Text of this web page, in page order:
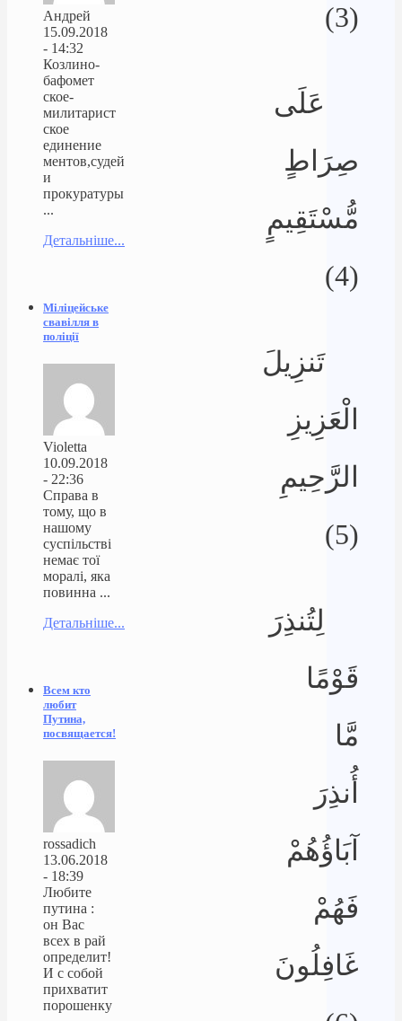
(3)
عَلَى
صِرَاطٍ
مُّسْتَقِيمٍ
(4)
تَنزِيلَ
الْعَزِيزِ
الرَّحِيمِ
(5)
لِتُنذِرَ
قَوْمًا
مَّا
أُنذِرَ
آبَاؤُهُمْ
فَهُمْ
غَافِلُونَ
Андрей
15.09.2018
- 14:32
Козлино-
бафомет
ское-
милитарист
ское
единение
ментов,судей
и
прокуратуры
...
Детальніше...
Міліцейське
свавілля в
поліції
Violetta
10.09.2018
- 22:36
Справа в
тому, що в
нашому
суспільстві
немає тої
моралі, яка
повинна ...
Детальніше...
Всем кто
любит
Путина,
посвящается!
rossadich
13.06.2018
- 18:39
Любите
путина :
он Вас
всех в рай
определит!
И с собой
прихватит
порошенку